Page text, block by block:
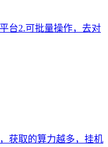
台2.可批量操作，去对
获取的算力越多，挂机